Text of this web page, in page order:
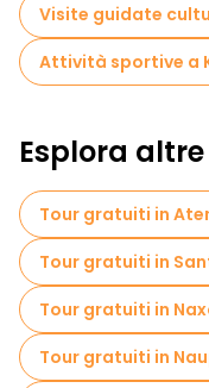
Visite guidate
Attività sportive a
Esplora
Tour gratuiti in
Tour gratuiti in
Tour gratuiti in
Tour gratuiti in